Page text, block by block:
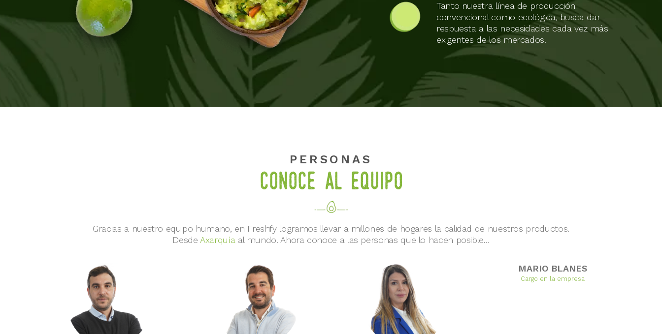
Tanto nuestra línea de producción
convencional como ecológica, busca dar
respuesta a las necesidades cada vez más
exigentes de los mercados.
PERSONAS
Conoce al equipo
Gracias a nuestro equipo humano, en Freshfy logramos llevar a millones de hogares la calidad de nuestros productos.
DesdeAxarquíaal mundo. Ahora conoce a las personas que lo hacen posible…
MARIO BLANES
Cargo en la empresa